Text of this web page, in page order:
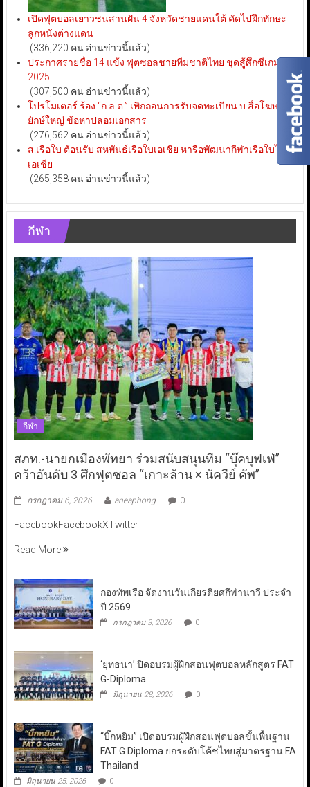
เปิดฟุตบอลเยาวชนสานฝัน 4 จังหวัดชายแดนใต้ คัดไปฝึกทักษะ
ลูกหนังต่างแดน
(336,220 คน อ่านข่าวนี้แล้ว)
ประกาศรายชื่อ 14 แข้ง ฟุตซอลชายทีมชาติไทย ชุดสู้ศึกซีเกมส์
2025
(307,500 คน อ่านข่าวนี้แล้ว)
โปรโมเตอร์ ร้อง “ก.ล.ต.” เพิกถอนการรับจดทะเบียน บ.สื่อโฆษณา
ยักษ์ใหญ่ ข้อหาปลอมเอกสาร
(276,562 คน อ่านข่าวนี้แล้ว)
ส.เรือใบ ต้อนรับ สหพันธ์เรือใบเอเชีย หารือพัฒนากีฬาเรือใบไทย-
เอเชีย
(265,358 คน อ่านข่าวนี้แล้ว)
กีฬา
กีฬา
สภท.-นายกเมืองพัทยา ร่วมสนับสนุนทีม “บุ๊คบุฟเฟ่”
คว้าอันดับ 3 ศึกฟุตซอล “เกาะล้าน × นัควีย์ คัพ”
กรกฎาคม 6, 2026 aneaphong 0
FacebookFacebookXTwitter
Read More
กองทัพเรือ จัดงานวันเกียรติยศกีฬานาวี ประจำ
ปี 2569
กรกฎาคม 3, 2026 0
‘ยุทธนา’ ปิดอบรมผู้ฝึกสอนฟุตบอลหลักสูตร FAT
G-Diploma
มิถุนายน 28, 2026 0
“บิ๊กหยิม” เปิดอบรมผู้ฝึกสอนฟุตบอลขั้นพื้นฐาน
FAT G Diploma ยกระดับโค้ชไทยสู่มาตรฐาน FA
Thailand
มิถุนายน 25, 2026 0